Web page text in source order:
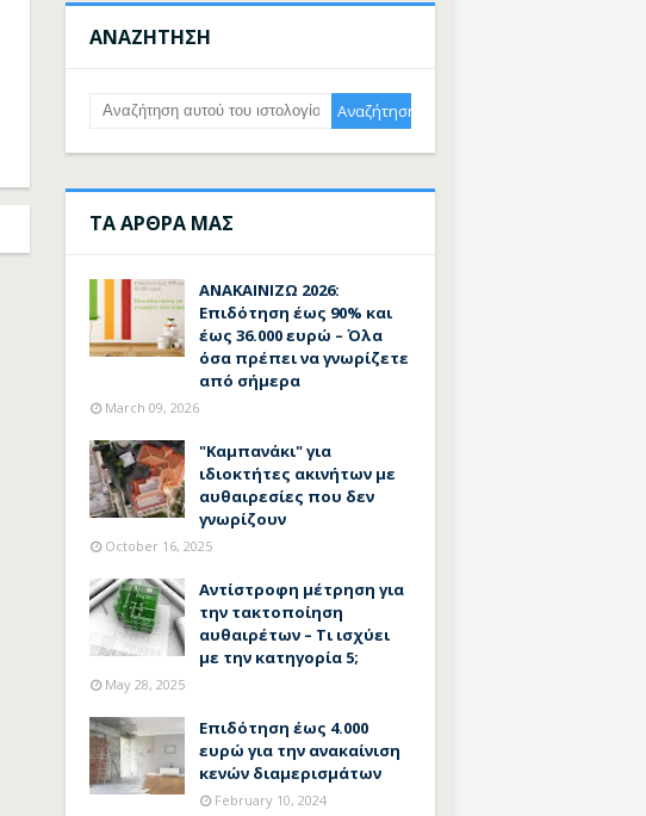
ΑΝΑΖΗΤΗΣΗ
ΤΑ ΑΡΘΡΑ ΜΑΣ
ΑΝΑΚΑΙΝΙΖΩ 2026:
Επιδότηση έως 90% και
έως 36.000 ευρώ – Όλα
όσα πρέπει να γνωρίζετε
από σήμερα
March 09, 2026
"Καμπανάκι" για
ιδιοκτήτες ακινήτων με
αυθαιρεσίες που δεν
γνωρίζουν
October 16, 2025
Αντίστροφη μέτρηση για
την τακτοποίηση
αυθαιρέτων – Τι ισχύει
με την κατηγορία 5;
May 28, 2025
Επιδότηση έως 4.000
ευρώ για την ανακαίνιση
κενών διαμερισμάτων
February 10, 2024